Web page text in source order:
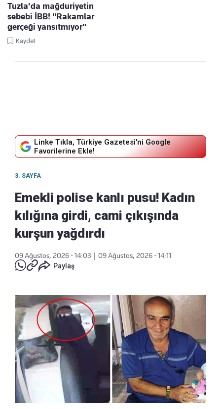
Tuzla'da mağduriyetin
sebebi İBB! "Rakamlar
gerçeği yansıtmıyor"
Kaydet
Linke Tıkla, Türkiye Gazetesi'ni Google
Favorilerine Ekle!
3. SAYFA
Emekli polise kanlı pusu! Kadın
kılığına girdi, cami çıkışında
kurşun yağdırdı
09 Ağustos, 2026 - 14:03
09 Ağustos, 2026 - 14:11
Paylaş